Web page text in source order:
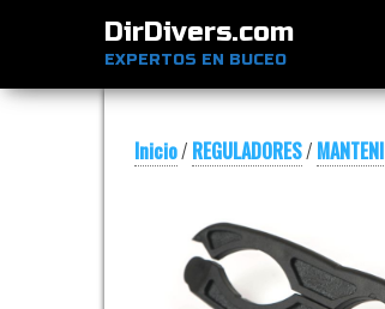
DirDivers.com
EXPERTOS EN BUCEO
Inicio/ REGULADORES/